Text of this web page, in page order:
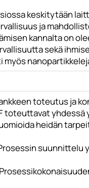
keskitytään
ja
kannalta on
sekä
myös
toteutus ja
toteuttavat
heidän